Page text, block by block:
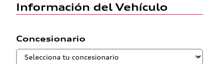
Información del Vehículo
Concesionario